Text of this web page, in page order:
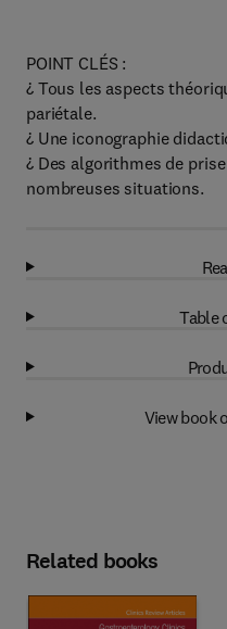
POINT CLÉS :
¿ Tous les aspects
pariétale.
¿ Une iconographie
¿ Des algorithmes de
nombreuses situations.
Table
View book
Related books